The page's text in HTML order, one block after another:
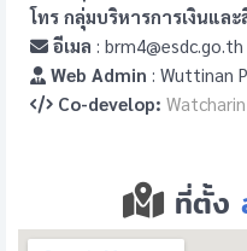
โทร กลุ่มบริหารการเงินแล
อีเมล : brm4@esdc.go.th
Web Admin : Wuttinan
Co-develop:
ที่ตั้ง